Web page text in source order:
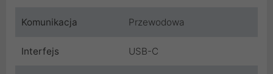
Komunikacja Przewodowa
Interfejs USB-C